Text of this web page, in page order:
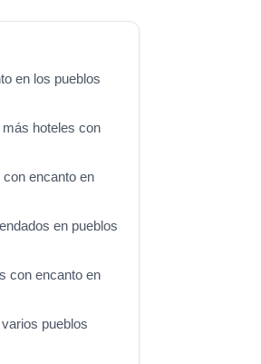
en los pueblos
hoteles con
encanto en
en pueblos
con encanto en
pueblos